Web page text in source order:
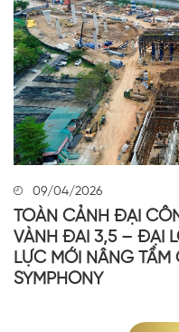
09/04/2026
TOÀN CẢNH ĐẠI
VÀNH ĐAI 3,5 – ĐẠI
LỰC MỚI NÂNG TẦM
SYMPHONY